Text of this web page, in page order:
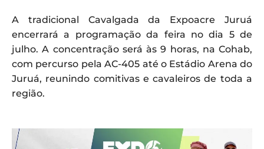
A tradicional Cavalgada da Expoacre Juruá
encerrará a programação da feira no dia 5 de
julho. A concentração será às 9 horas, na Cohab,
com percurso pela AC-405 até o Estádio Arena do
Juruá, reunindo comitivas e cavaleiros de toda a
região.